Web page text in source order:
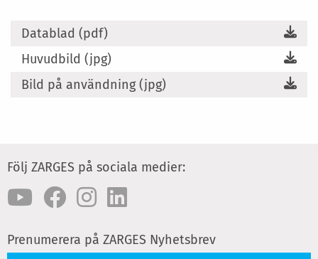
Datablad (pdf)
Huvudbild (jpg)
Bild på användning (jpg)
Följ ZARGES på sociala medier:
Prenumerera på ZARGES Nyhetsbrev